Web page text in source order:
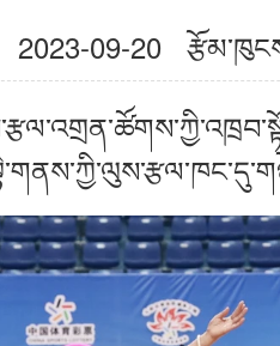
2023-09-20